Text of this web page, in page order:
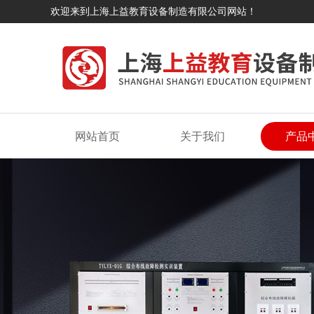
欢迎来到上海上益教育设备制造有限公司网站！
网站首页 关于我们 产品